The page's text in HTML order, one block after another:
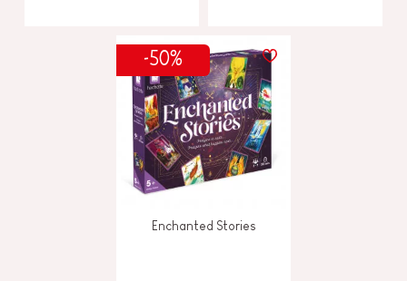
-50%
Enchanted Stories